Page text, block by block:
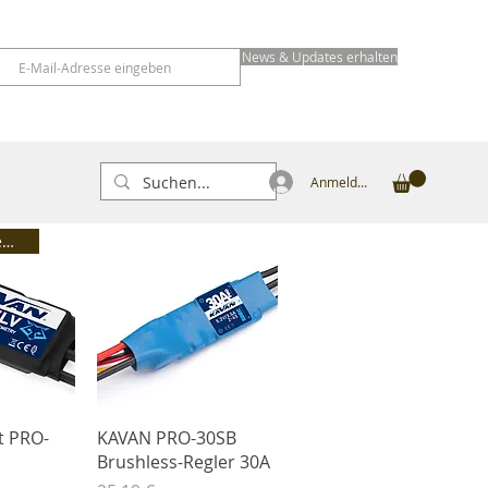
News & Updates erhalten
Anmelden
NEU mit Telemetrie
PRO-
Schnellansicht
KAVAN PRO-30SB
Brushless-Regler 30A